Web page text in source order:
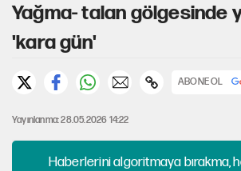
Yağma- talan gölgesinde
'kara gün'
ABONE OL
Yayınlanma: 28.05.2026 14:22
Haberlerini algoritmaya bırakma,